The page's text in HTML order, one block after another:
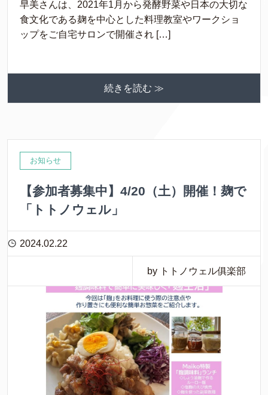
早美さんは、2021年1月から発酵野菜や日本の大切な
食文化である麹を中心とした料理教室やワークショ
ップをご自宅サロンで開催され […]
続きを読む ≫
お知らせ
【参加者募集中】4/20（土）開催！麹で
「トトノウェル」
2024.02.22
by トトノウェル俱楽部